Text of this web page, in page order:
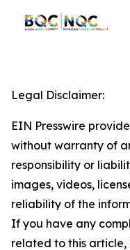
Legal Disclaimer:
EIN Presswire
without warranty of
responsibility or
images, videos,
reliability of the
If you have any
related to this